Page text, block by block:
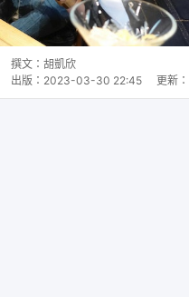
撰文： 胡凱欣
出版： 2023-03-30 22:45 更新：